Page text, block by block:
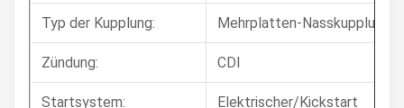
Typ der Kupplung: Mehrplatten-Nasskupplung
Zündung: CDI
Startsystem: Elektrischer/Kickstart